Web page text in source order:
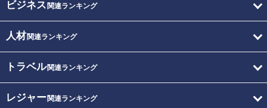
ビジネス 関連ランキング
人材関連ランキング
トラベル関連ランキング
レジャー関連ランキング